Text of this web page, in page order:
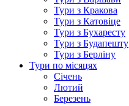
Тури з Кракова
Тури з Катовіце
Тури з Бухаресту
Тури з Будапешту
Тури з Берліну
Тури по місяцях
Січень
Лютий
Березень